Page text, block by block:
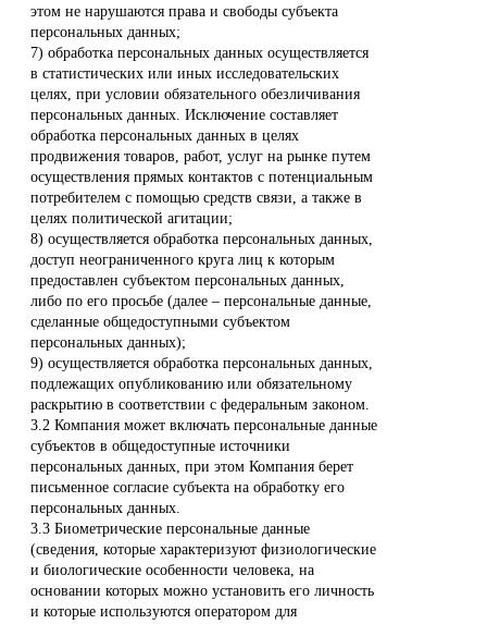
этом не нарушаются права и свободы субъекта
персональных данных;
7) обработка персональных данных осуществляется
в статистических или иных исследовательских
целях, при условии обязательного обезличивания
персональных данных. Исключение составляет
обработка персональных данных в целях
продвижения товаров, работ, услуг на рынке путем
осуществления прямых контактов с потенциальным
потребителем с помощью средств связи, а также в
целях политической агитации;
8) осуществляется обработка персональных данных,
доступ неограниченного круга лиц к которым
предоставлен субъектом персональных данных,
либо по его просьбе (далее – персональные данные,
сделанные общедоступными субъектом
персональных данных);
9) осуществляется обработка персональных данных,
подлежащих опубликованию или обязательному
раскрытию в соответствии с федеральным законом.
3.2 Компания может включать персональные данные
субъектов в общедоступные источники
персональных данных, при этом Компания берет
письменное согласие субъекта на обработку его
персональных данных.
3.3 Биометрические персональные данные
(сведения, которые характеризуют физиологические
и биологические особенности человека, на
основании которых можно установить его личность
и которые используются оператором для